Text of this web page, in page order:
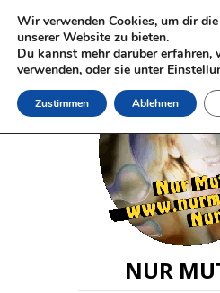
NUR
Wir verwenden Cookies, um dir
unserer Website zu bieten.
Du kannst mehr darüber erfahren,
verwenden, oder sie unter
Zustimmen Ablehnen